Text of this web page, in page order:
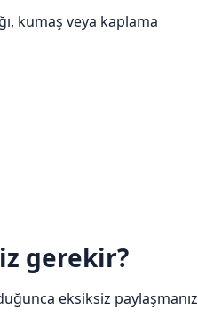
kumaş veya kaplama
gerekir?
eksiksiz paylaşmanız